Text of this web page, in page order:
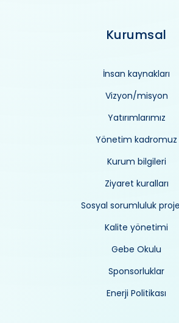
Kurumsal
İnsan kaynakları
Vizyon/misyon
Yatırımlarımız
Yönetim kadromuz
Kurum bilgileri
Ziyaret kuralları
Sosyal sorumluluk
Kalite yönetimi
Gebe Okulu
Sponsorluklar
Enerji Politikası